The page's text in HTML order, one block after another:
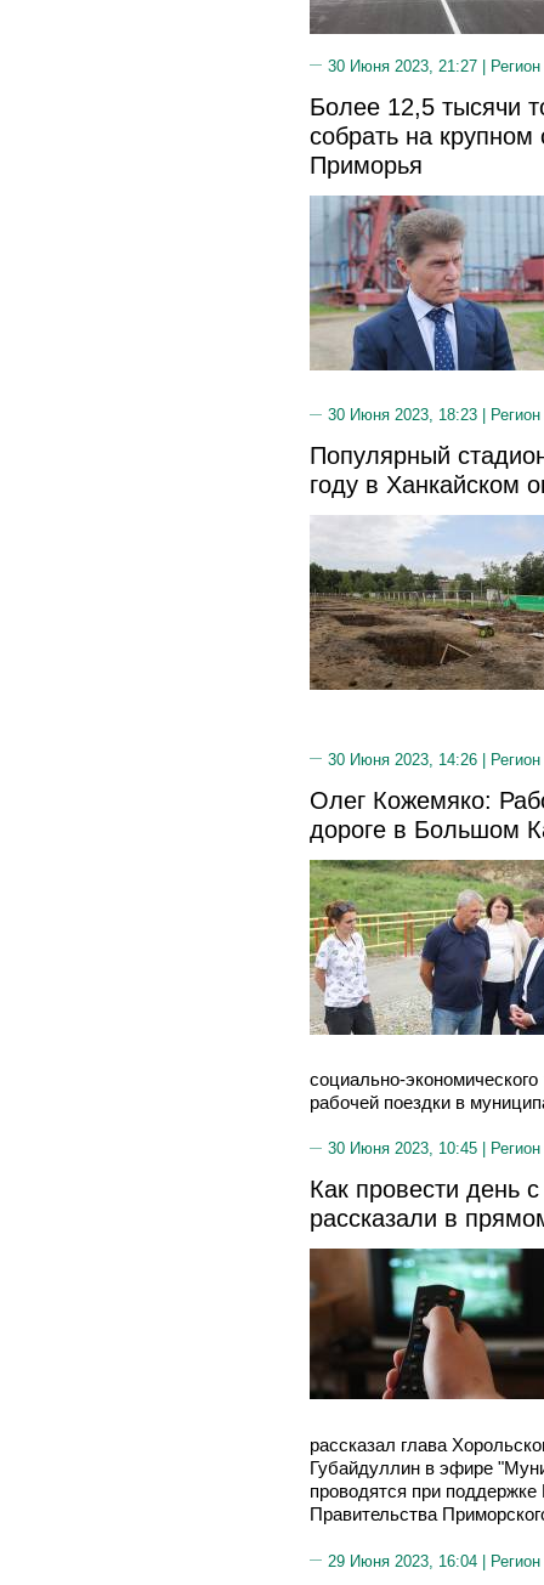
30 Июня 2023, 21:27 |
Более 12,5 тысячи
собрать на крупном
Приморья
30 Июня 2023, 18:23 |
Популярный
году в Ханкайском
30 Июня 2023, 14:26 |
Олег Кожемяко:
дороге в Большом
социально-экономического
рабочей поездки в
30 Июня 2023, 10:45 |
Как провести день
рассказали в
рассказал глава
Губайдуллин в эфире
проводятся при
Правительства
29 Июня 2023, 16:04 |